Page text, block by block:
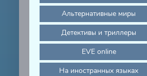
Альтернативные миры
Детективы и триллеры
EVE online
На иностранных языках